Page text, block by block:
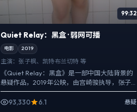
99:32
Quiet Relay：黑盒 · 弱网可播
电影 2019
主演： 张子枫、凯特·布兰切特 等
《Quiet Relay：黑盒》是一部中国大陆背景的
悬疑作品，2019年公映，由宫崎骏执导，张子
枫、凯特·布兰切特、大鹏等主演。影像偏纪实
质感，...
93,330 6.1 悬疑